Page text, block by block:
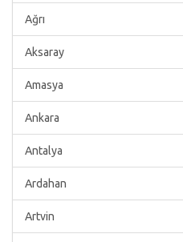
Ağrı
Aksaray
Amasya
Ankara
Antalya
Ardahan
Artvin